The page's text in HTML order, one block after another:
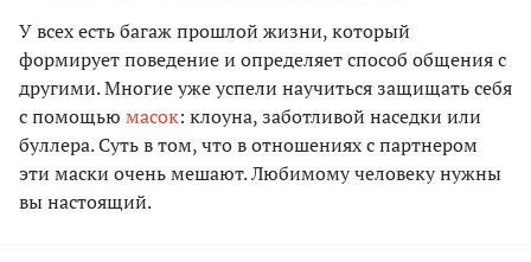
У всех есть багаж прошлой жизни, который
формирует поведение и определяет способ общения с
другими. Многие уже успели научиться защищать себя
с помощью масок: клоуна, заботливой наседки или
буллера. Суть в том, что в отношениях с партнером
эти маски очень мешают. Любимому человеку нужны
вы настоящий.